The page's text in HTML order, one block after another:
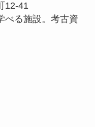
12-41
べる施設。考古資